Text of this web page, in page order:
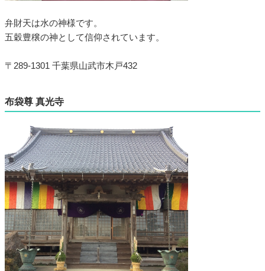
弁財天は水の神様です。
五穀豊穣の神として信仰されています。
〒289-1301 千葉県山武市木戸432
布袋尊 真光寺